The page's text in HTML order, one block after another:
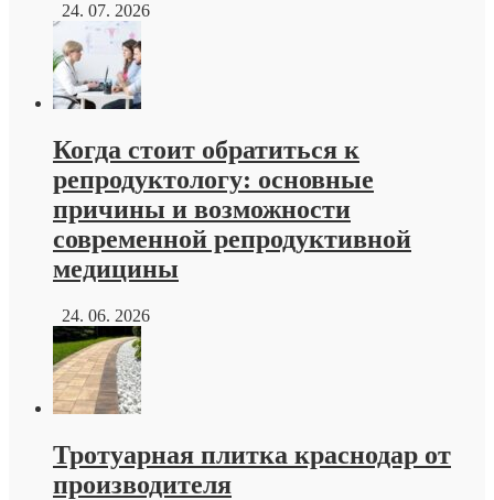
24. 07. 2026
Когда стоит обратиться к
репродуктологу: основные
причины и возможности
современной репродуктивной
медицины
24. 06. 2026
Тротуарная плитка краснодар от
производителя